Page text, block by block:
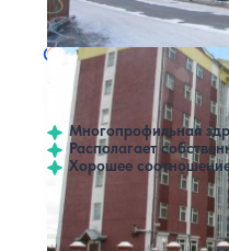
Профилей лечения:8
Санаторий
4 отзыва
Многопрофильная
Располагает
Хорошее
Профилей лечения: 9
Нет цен или